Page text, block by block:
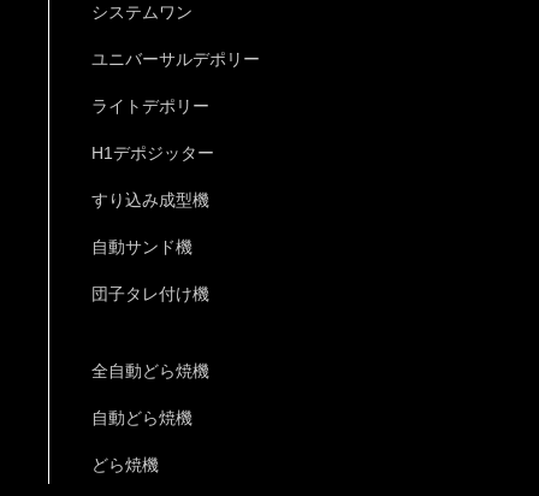
システムワン
ユニバーサルデポリー
ライトデポリー
H1デポジッター
すり込み成型機
自動サンド機
団子タレ付け機
全自動どら焼機
自動どら焼機
どら焼機